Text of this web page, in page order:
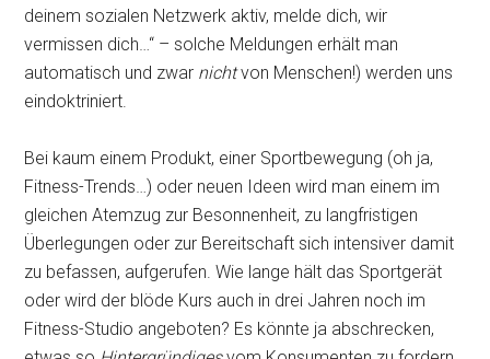
deinem sozialen Netzwerk aktiv, melde dich, wir
vermissen dich…“ – solche Meldungen erhält man
automatisch und zwar nichtvon Menschen!) werden uns
eindoktriniert.
Bei kaum einem Produkt, einer Sportbewegung (oh ja,
Fitness-Trends…) oder neuen Ideen wird man einem im
gleichen Atemzug zur Besonnenheit, zu langfristigen
Überlegungen oder zur Bereitschaft sich intensiver damit
zu befassen, aufgerufen. Wie lange hält das Sportgerät
oder wird der blöde Kurs auch in drei Jahren noch im
Fitness-Studio angeboten? Es könnte ja abschrecken,